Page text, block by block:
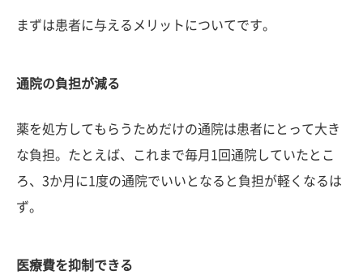
まずは患者に与えるメリットについてです。
通院の負担が減る
薬を処方してもらうためだけの通院は患者にとって大き
な負担。たとえば、これまで毎月1回通院していたとこ
ろ、3か月に1度の通院でいいとなると負担が軽くなるは
ず。
医療費を抑制できる